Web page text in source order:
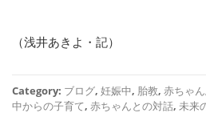
（浅井あきよ・記）
Category: ブログ, 妊娠中, 胎教, 赤ちゃん
中からの子育て, 赤ちゃんとの対話, 未来